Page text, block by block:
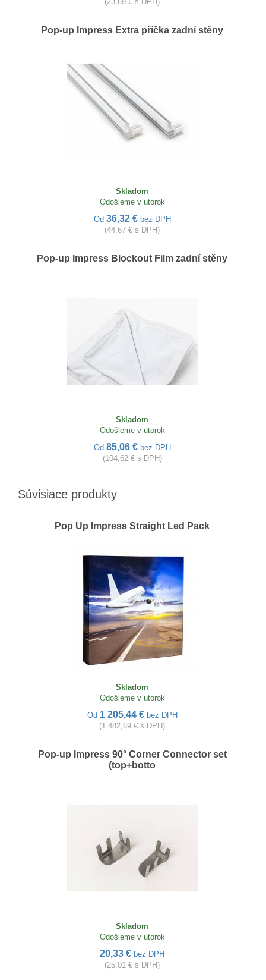
Pop-up Impress Extra příčka zadní stěny
Skladom
Odošleme v utorok
Od 36,32 € bez DPH
(44,67 € s DPH)
Pop-up Impress Blockout Film zadní stěny
Skladom
Odošleme v utorok
Od 85,06 € bez DPH
(104,62 € s DPH)
Súvisiace produkty
Pop Up Impress Straight Led Pack
Skladom
Odošleme v utorok
Od 1 205,44 € bez DPH
(1 482,69 € s DPH)
Pop-up Impress 90° Corner Connector set
(top+botto
Skladom
Odošleme v utorok
20,33 € bez DPH
(25,01 € s DPH)